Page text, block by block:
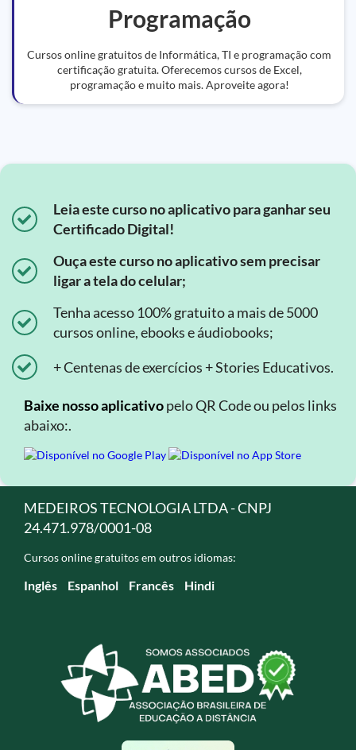
Programação
Cursos online gratuitos de Informática, TI e programação com
certificação gratuita. Oferecemos cursos de Excel,
programação e muito mais. Aproveite agora!
Leia este curso no aplicativo para ganhar seu
Certificado Digital!
Ouça este curso no aplicativo sem precisar
ligar a tela do celular;
Tenha acesso 100% gratuito a mais de 5000
cursos online, ebooks e áudiobooks;
+ Centenas de exercícios + Stories Educativos.
Baixe nosso aplicativopelo QR Code ou pelos links
abaixo:.
MEDEIROS TECNOLOGIA LTDA - CNPJ
24.471.978/0001-08
Cursos online gratuitos em outros idiomas:
Inglês Espanhol Francês Hindi